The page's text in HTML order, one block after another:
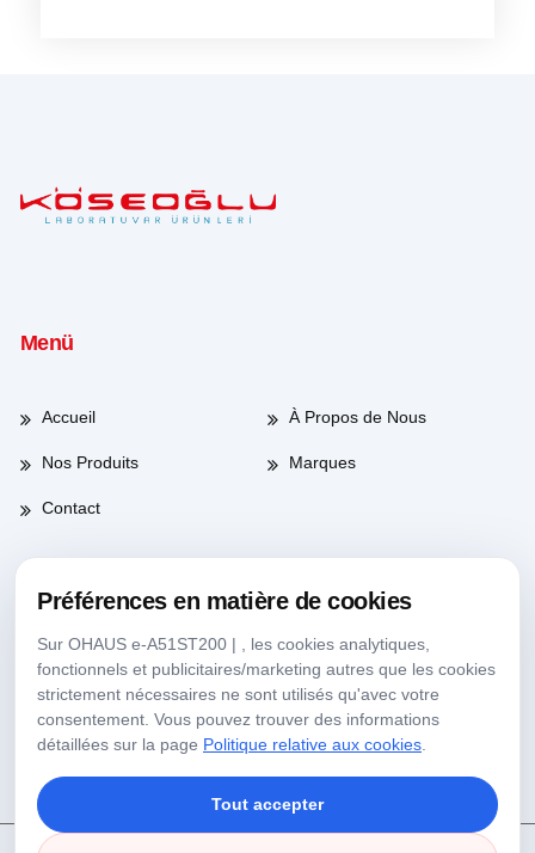
Menü
Accueil À Propos de Nous
Nos Produits Marques
Contact
Jours de semaine 08:00-17:30
Préférences en matière de cookies
Sur OHAUS e-A51ST200 | , les cookies analytiques,
fonctionnels et publicitaires/marketing autres que les cookies
strictement nécessaires ne sont utilisés qu'avec votre
consentement. Vous pouvez trouver des informations
détaillées sur la page Politique relative aux cookies
Tout accepter